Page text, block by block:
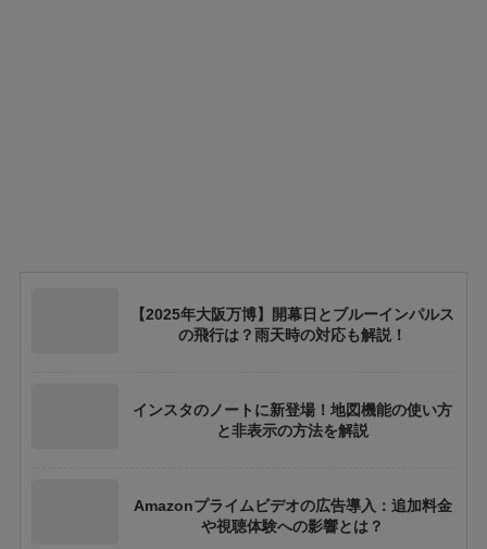
【2025年大阪万博】開幕日とブルーインパルス
の飛行は？雨天時の対応も解説！
インスタのノートに新登場！地図機能の使い方
と非表示の方法を解説
Amazonプライムビデオの広告導入：追加料金
や視聴体験への影響とは？